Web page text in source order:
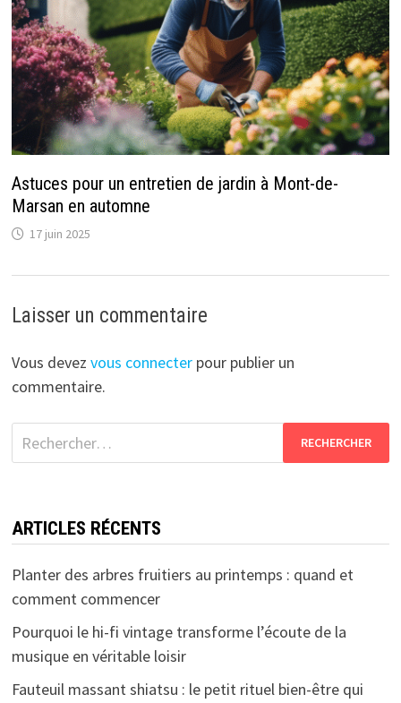
Astuces pour un entretien de jardin à Mont-de-
Marsan en automne
17 juin 2025
Laisser un commentaire
Vous devez vous connecterpour publier un
commentaire.
Rechercher :
ARTICLES RÉCENTS
Planter des arbres fruitiers au printemps : quand et
comment commencer
Pourquoi le hi-fi vintage transforme l’écoute de la
musique en véritable loisir
Fauteuil massant shiatsu : le petit rituel bien-être qui